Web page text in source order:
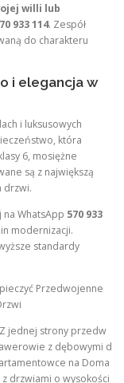
willi lub
933 114. Zespół
do charakteru
i elegancja w
i luksusowych
która
6, mosiężne
są z największą
drzwi.
na WhatsApp 570 933
modernizacji.
standardy
Przedwojenne
jednej strony przedw
z dębowymi d
na Doma
drzwiami o wysokości